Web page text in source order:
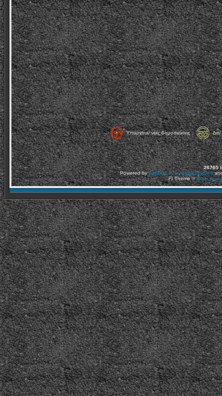
Υπάρχουν νέες δημοσιεύσεις Δεν
26705
Powered byphpBB2 Plus,phpBB Styles
FI Theme ::Mods and